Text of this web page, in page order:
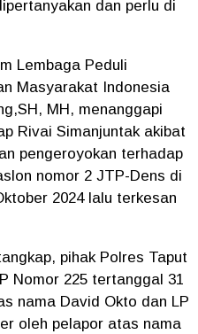
dan perlu di
Lembaga Peduli
Masyarakat Indonesia
MH, menanggapi
Rivai Simanjuntak akibat
pengeroyokan terhadap
nomor 2 JTP-Dens di
2024 lalu terkesan
pihak Polres Taput
Nomor 225 tertanggal 31
nama David Okto dan LP
oleh pelapor atas nama